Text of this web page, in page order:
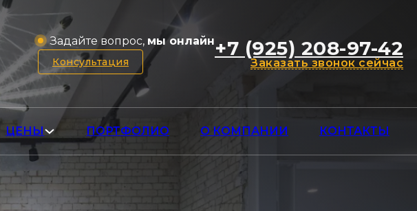
Задайте вопрос, мы онлайн
Консультация
+7 (925) 208-97-42
Заказать звонок сейчас
ЦЕНЫ ПОРТФОЛИО О КОМПАНИИ КОНТАКТЫ